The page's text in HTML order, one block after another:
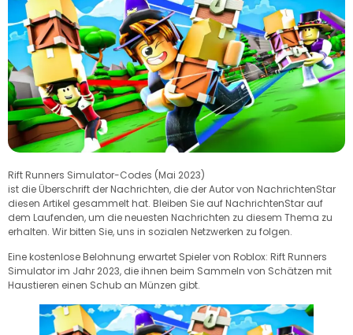
Rift Runners Simulator-Codes (Mai 2023)
ist die Überschrift der Nachrichten, die der Autor von NachrichtenStar
diesen Artikel gesammelt hat. Bleiben Sie auf NachrichtenStar auf
dem Laufenden, um die neuesten Nachrichten zu diesem Thema zu
erhalten. Wir bitten Sie, uns in sozialen Netzwerken zu folgen.
Eine kostenlose Belohnung erwartet Spieler von Roblox: Rift Runners
Simulator im Jahr 2023, die ihnen beim Sammeln von Schätzen mit
Haustieren einen Schub an Münzen gibt.